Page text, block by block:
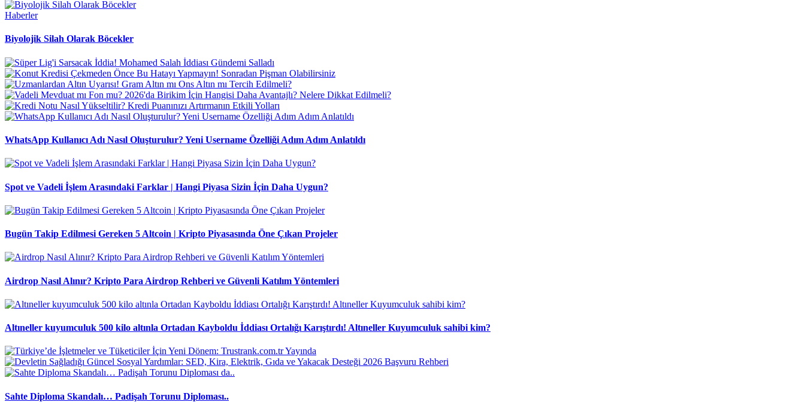
Haberler
Biyolojik Silah Olarak Böcekler
WhatsApp Kullanıcı Adı Nasıl Oluşturulur? Yeni Username Özelliği Adım Adım Anlatıldı
Spot ve Vadeli İşlem Arasındaki Farklar | Hangi Piyasa Sizin İçin Daha Uygun?
Bugün Takip Edilmesi Gereken 5 Altcoin | Kripto Piyasasında Öne Çıkan Projeler
Airdrop Nasıl Alınır? Kripto Para Airdrop Rehberi ve Güvenli Katılım Yöntemleri
Altıneller kuyumculuk 500 kilo altınla Ortadan Kayboldu İddiası Ortalığı Karıştırdı! Altıneller Kuyumculuk sahibi kim?
Sahte Diploma Skandalı… Padişah Torunu Diploması..